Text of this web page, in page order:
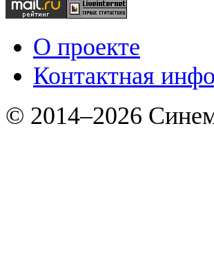
О проекте
Контактная
© 2014–2026